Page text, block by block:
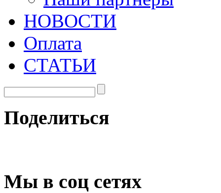
НОВОСТИ
Оплата
СТАТЬИ
Поделиться
Мы в соц сетях